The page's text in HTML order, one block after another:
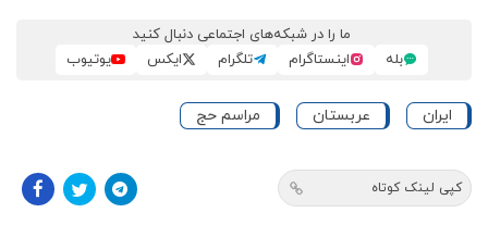
ما را در شبکه‌های اجتماعی دنبال کنید
بله
اینستاگرام تلگرام ایکس یوتیوب
ایران عربستان مراسم حج
کپی لینک کوتاه